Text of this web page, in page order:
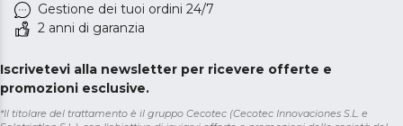
Gestione dei tuoi ordini 24/7
2 anni di garanzia
Iscrivetevi alla newsletter per ricevere offerte e
promozioni esclusive.
*Il titolare del trattamento è il gruppo Cecotec (Cecotec Innovaciones S.L. e